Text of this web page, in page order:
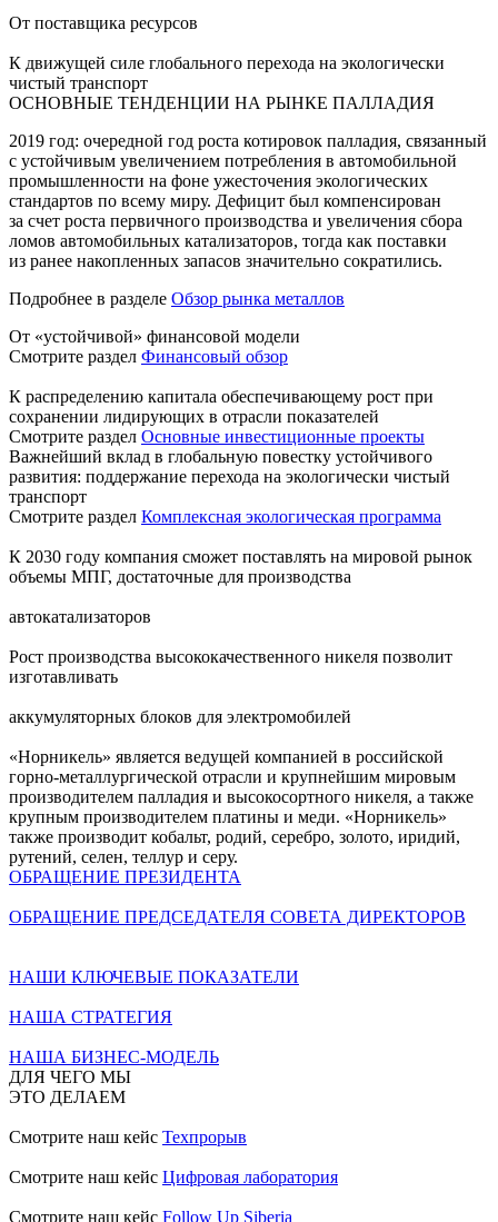
От поставщика ресурсов
К движущей силе глобального перехода на экологически
чистый транспорт
ОСНОВНЫЕ ТЕНДЕНЦИИ НА РЫНКЕ ПАЛЛАДИЯ
2019 год: очередной год роста котировок палладия, связанный
с устойчивым увеличением потребления в автомобильной
промышленности на фоне ужесточения экологических
стандартов по всему миру. Дефицит был компенсирован
за счет роста первичного производства и увеличения сбора
ломов автомобильных катализаторов, тогда как поставки
из ранее накопленных запасов значительно сократились.
Подробнее в разделе Обзор рынка металлов
От «устойчивой» финансовой модели
Смотрите раздел Финансовый обзор
К распределению капитала обеспечивающему рост при
сохранении лидирующих в отрасли показателей
Смотрите раздел Основные инвестиционные проекты
Важнейший вклад в глобальную повестку устойчивого
развития: поддержание перехода на экологически чистый
транспорт
Смотрите раздел Комплексная экологическая программа
К 2030 году компания сможет поставлять на мировой рынок
объемы МПГ, достаточные для производства
автокатализаторов
Рост производства высококачественного никеля позволит
изготавливать
аккумуляторных блоков для электромобилей
«Норникель» является ведущей компанией в российской
горно-металлургической отрасли и крупнейшим мировым
производителем палладия и высокосортного никеля, а также
крупным производителем платины и меди. «Норникель»
также производит кобальт, родий, серебро, золото, иридий,
рутений, селен, теллур и серу.
ОБРАЩЕНИЕ ПРЕЗИДЕНТА
ОБРАЩЕНИЕ ПРЕДСЕДАТЕЛЯ СОВЕТА ДИРЕКТОРОВ
НАШИ КЛЮЧЕВЫЕ ПОКАЗАТЕЛИ
НАША СТРАТЕГИЯ
НАША БИЗНЕС-МОДЕЛЬ
ДЛЯ ЧЕГО МЫ
ЭТО ДЕЛАЕМ
Смотрите наш кейс Техпрорыв
Смотрите наш кейс Цифровая лаборатория
Смотрите наш кейс Follow Up Siberia